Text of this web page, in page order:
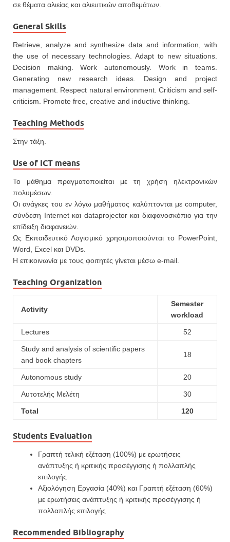
σε θέματα αλιείας και αλιευτικών αποθεμάτων.
General Skills
Retrieve, analyze and synthesize data and information, with
the use of necessary technologies. Adapt to new situations.
Decision making. Work autonomously. Work in teams.
Generating new research ideas. Design and project
management. Respect natural environment. Criticism and self-
criticism. Promote free, creative and inductive thinking.
Teaching Methods
Στην τάξη.
Use of ICT means
Το μάθημα πραγματοποιείται με τη χρήση ηλεκτρονικών
πολυμέσων.
Οι ανάγκες του εν λόγω μαθήματος καλύπτονται με computer,
σύνδεση Internet και dataprojector και διαφανοσκόπιο για την
επίδειξη διαφανειών.
Ως Εκπαιδευτικό Λογισμικό χρησιμοποιoύνται το PowerPoint,
Word, Excel και DVDs.
Η επικοινωνία με τους φοιτητές γίνεται μέσω e-mail.
Teaching Organization
Activity
Semester
workload
Lectures 52
Study and analysis of scientific papers
and book chapters
18
Autonomous study 20
Αυτοτελής Μελέτη 30
Total 120
Students Evaluation
Γραπτή τελική εξέταση (100%) με ερωτήσεις
ανάπτυξης ή κριτικής προσέγγισης ή πολλαπλής
επιλογής
Αξιολόγηση Εργασία (40%) και Γραπτή εξέταση (60%)
με ερωτήσεις ανάπτυξης ή κριτικής προσέγγισης ή
πολλαπλής επιλογής
Recommended Bibliography